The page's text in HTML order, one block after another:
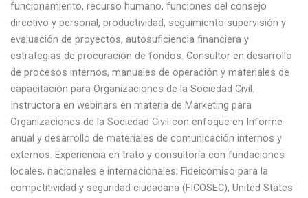
funcionamiento, recurso humano, funciones del consejo
directivo y personal, productividad, seguimiento supervisión y
evaluación de proyectos, autosuficiencia financiera y
estrategias de procuración de fondos. Consultor en desarrollo
de procesos internos, manuales de operación y materiales de
capacitación para Organizaciones de la Sociedad Civil.
Instructora en webinars en materia de Marketing para
Organizaciones de la Sociedad Civil con enfoque en Informe
anual y desarrollo de materiales de comunicación internos y
externos. Experiencia en trato y consultoría con fundaciones
locales, nacionales e internacionales; Fideicomiso para la
competitividad y seguridad ciudadana (FICOSEC), United States